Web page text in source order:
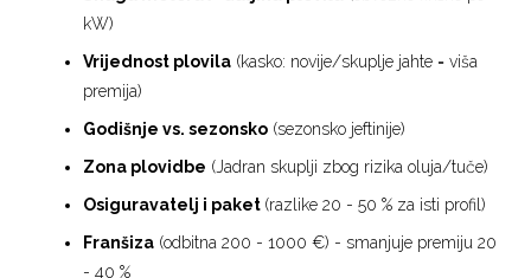
kW)
Vrijednost plovila (kasko: novije/skuplje jahte = viša
premija)
Godišnje vs. sezonsko (sezonsko jeftinije)
Zona plovidbe (Jadran skuplji zbog rizika oluja/tuče)
Osiguravatelj i paket (razlike 20 - 50 % za isti profil)
Franšiza (odbitna 200 - 1000 €) - smanjuje premiju 20
- 40 %